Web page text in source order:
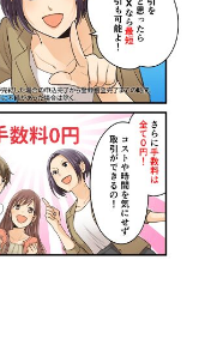
投資
投機
FX
イトレード
決済取引）